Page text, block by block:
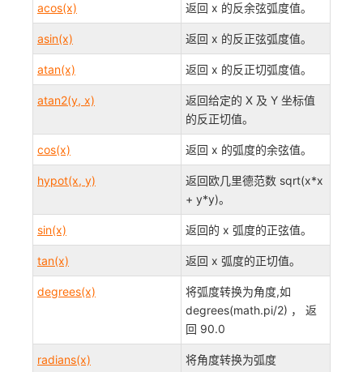
acos(x)
返回 x 的反余弦弧度值。
asin(x) 返回 x 的反正弦弧度值。
atan(x) 返回 x 的反正切弧度值。
atan2(y, x)
返回给定的 X 及 Y 坐标值
的反正切值。
cos(x) 返回 x 的弧度的余弦值。
hypot(x, y)
返回欧几里德范数 sqrt(x*x
+ y*y)。
sin(x) 返回的 x 弧度的正弦值。
tan(x) 返回 x 弧度的正切值。
degrees(x)
将弧度转换为角度,如
degrees(math.pi/2) ， 返
回 90.0
radians(x) 将角度转换为弧度